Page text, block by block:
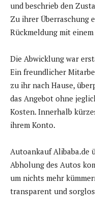
und beschrieb den
Zu ihrer Überraschung
Rückmeldung mit
Die Abwicklung war
Ein freundlicher
zu ihr nach Hause,
das Angebot ohne
Kosten. Innerhalb
ihrem Konto.
Autoankauf Alibaba.de
Abholung des Autos
um nichts mehr
transparent und